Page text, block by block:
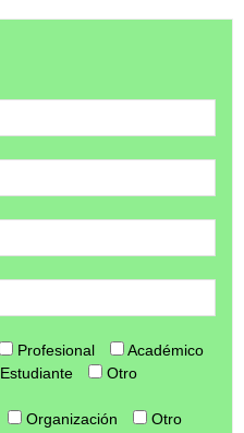
Profesional
Académico
Estudiante Otro
Organización Otro